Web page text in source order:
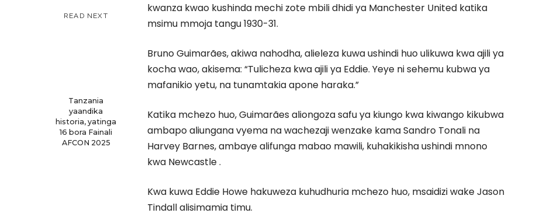
READ NEXT
Tanzania
yaandika
historia, yatinga
16 bora Fainali
AFCON 2025
kwanza kwao kushinda mechi zote mbili dhidi ya Manchester United katika
msimu mmoja tangu 1930-31.
Bruno Guimarães, akiwa nahodha, alieleza kuwa ushindi huo ulikuwa kwa ajili ya
kocha wao, akisema: “Tulicheza kwa ajili ya Eddie. Yeye ni sehemu kubwa ya
mafanikio yetu, na tunamtakia apone haraka.”
Katika mchezo huo, Guimarães aliongoza safu ya kiungo kwa kiwango kikubwa
ambapo aliungana vyema na wachezaji wenzake kama Sandro Tonali na
Harvey Barnes, ambaye alifunga mabao mawili, kuhakikisha ushindi mnono
kwa Newcastle .
Kwa kuwa Eddie Howe hakuweza kuhudhuria mchezo huo, msaidizi wake Jason
Tindall alisimamia timu.